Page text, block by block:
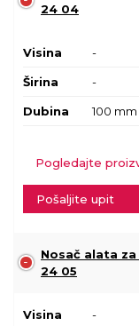
24 04
Visina -
Širina -
Dubina 100 mm
Pogledajte
Pošaljite upit
Nosač alata
24 05
Visina -